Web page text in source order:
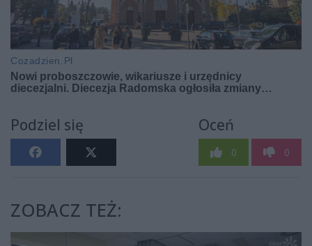
Podziel się Oceń
0 0
ZOBACZ TEŻ: